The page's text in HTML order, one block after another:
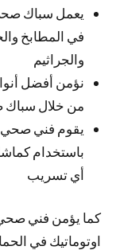
يعمل سباك
في المطابخ
والجراثيم
نؤمن أفضل
من خلال سباك
يقوم فني صحي
باستخدام
أي تسريب
كما يؤمن فني
اوتوماتيك في